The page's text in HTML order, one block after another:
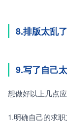
8.排版太乱了
9.写了自己
想做好以上几点
1.明确自己的求